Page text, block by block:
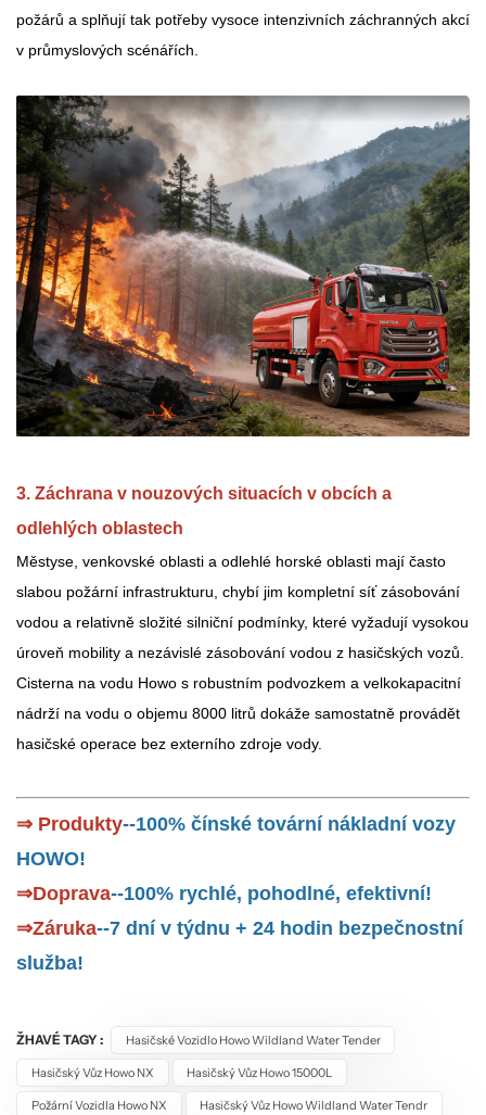
požárů a splňují tak potřeby vysoce intenzivních záchranných akcí
v průmyslových scénářích.
3. Záchrana v nouzových situacích v obcích a
odlehlých oblastech
Městyse, venkovské oblasti a odlehlé horské oblasti mají často
slabou požární infrastrukturu, chybí jim kompletní síť zásobování
vodou a relativně složité silniční podmínky, které vyžadují vysokou
úroveň mobility a nezávislé zásobování vodou z hasičských vozů.
Cisterna na vodu Howo s robustním podvozkem a velkokapacitní
nádrží na vodu o objemu 8000 litrů dokáže samostatně provádět
hasičské operace bez externího zdroje vody.
⇒ Produkty--100% čínské tovární nákladní vozy
HOWO!
⇒Doprava--100% rychlé, pohodlné, efektivní!
⇒Záruka--7 dní v týdnu + 24 hodin bezpečnostní
služba!
ŽHAVÉ TAGY : Hasičské Vozidlo Howo Wildland Water Tender
Hasičský Vůz Howo NX Hasičský Vůz Howo 15000L
Požární Vozidla Howo NX Hasičský Vůz Howo Wildland Water Tendr